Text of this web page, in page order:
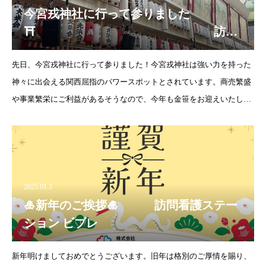
今宮戎神社に行って参りました
⛩ 訪問
看護ステーションビブレ
先日、今宮戎神社に行って参りました！今宮戎神社は強い力を持った
神々に出会える関西屈指のパワースポットとされています。商売繁盛
や事業繁栄にご利益があるそうなので、今年も金笹をお迎えいたしま
2025.01.3
🎍新年のご挨拶🎍 訪問看護ステー
ション ビブレ
新年明けましておめでとうございます。旧年は格別のご厚情を賜り、